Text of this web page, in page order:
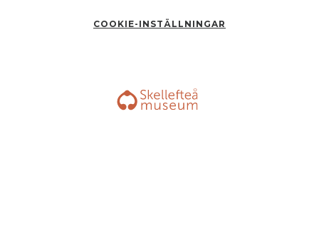
COOKIE-INSTÄLLNINGAR